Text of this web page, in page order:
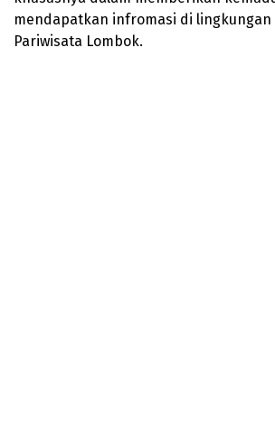
mendapatkan infromasi di
Pariwisata Lombok.